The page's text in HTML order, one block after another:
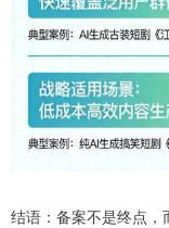
结语：备案不是终点